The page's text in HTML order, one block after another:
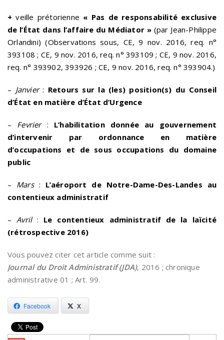
+veille prétorienne « Pas de responsabilité exclusive
de l’État dans l’affaire du Médiator » (par Jean-Philippe
Orlandini) (Observations sous, CE, 9 nov. 2016, req. n°
393108 ; CE, 9 nov. 2016, req. n° 393109 ; CE, 9 nov. 2016,
req. n° 393902, 393926 ; CE, 9 nov. 2016, req. n° 393904.)
– Janvier: Retours sur la (les) position(s) du Conseil
d’État en matière d’État d’Urgence
– Fevrier: L’habilitation donnée au gouvernement
d’intervenir par ordonnance en matière
d’occupations et de sous occupations du domaine
public
– Mars: L’aéroport de Notre-Dame-Des-Landes au
contentieux administratif
–Avril: Le contentieux administratif de la laïcité
(rétrospective 2016)
Vous pouvez citer cet article comme suit :
Journal du Droit Administratif (JDA), 2016 ; chronique
administrative 01 ; Art. 99.
Facebook X